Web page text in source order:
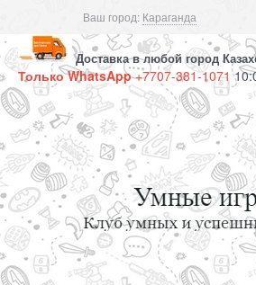
Ваш город: Караганда
Доставка в любой город
Только WhatsApp+7707-381-1071